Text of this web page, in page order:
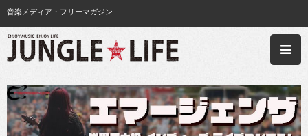
音楽メディア・フリーマガジン